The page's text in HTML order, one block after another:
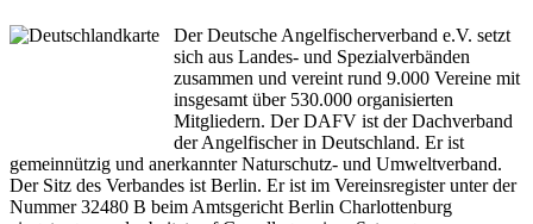
Der Deutsche Angelfischerverband e.V. setzt
sich aus Landes- und Spezialverbänden
zusammen und vereint rund 9.000 Vereine mit
insgesamt über 530.000 organisierten
Mitgliedern. Der DAFV ist der Dachverband
der Angelfischer in Deutschland. Er ist
gemeinnützig und anerkannter Naturschutz- und Umweltverband.
Der Sitz des Verbandes ist Berlin. Er ist im Vereinsregister unter der
Nummer 32480 B beim Amtsgericht Berlin Charlottenburg